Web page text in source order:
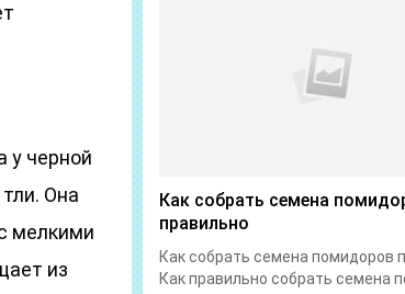
у черной
Она
мелкими
из
Как собрать семена
правильно
Как собрать семена помидоров
Как правильно собрать семена